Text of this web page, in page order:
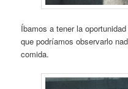
Íbamos a tener la
que podríamos observarlo
comida.